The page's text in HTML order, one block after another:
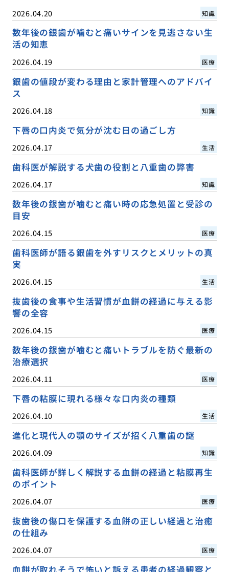
2026.04.20 知識
数年後の銀歯が噛むと痛いサインを見逃さない生
活の知恵
2026.04.19 医療
銀歯の値段が変わる理由と家計管理へのアドバイ
ス
2026.04.18 知識
下唇の口内炎で気分が沈む日の過ごし方
2026.04.17 生活
歯科医が解説する犬歯の役割と八重歯の弊害
2026.04.17 知識
数年後の銀歯が噛むと痛い時の応急処置と受診の
目安
2026.04.15 医療
歯科医師が語る銀歯を外すリスクとメリットの真
実
2026.04.15 生活
抜歯後の食事や生活習慣が血餅の経過に与える影
響の全容
2026.04.15 医療
数年後の銀歯が噛むと痛いトラブルを防ぐ最新の
治療選択
2026.04.11 医療
下唇の粘膜に現れる様々な口内炎の種類
2026.04.10 生活
進化と現代人の顎のサイズが招く八重歯の謎
2026.04.09 知識
歯科医師が詳しく解説する血餅の経過と粘膜再生
のポイント
2026.04.07 医療
抜歯後の傷口を保護する血餅の正しい経過と治癒
の仕組み
2026.04.07 医療